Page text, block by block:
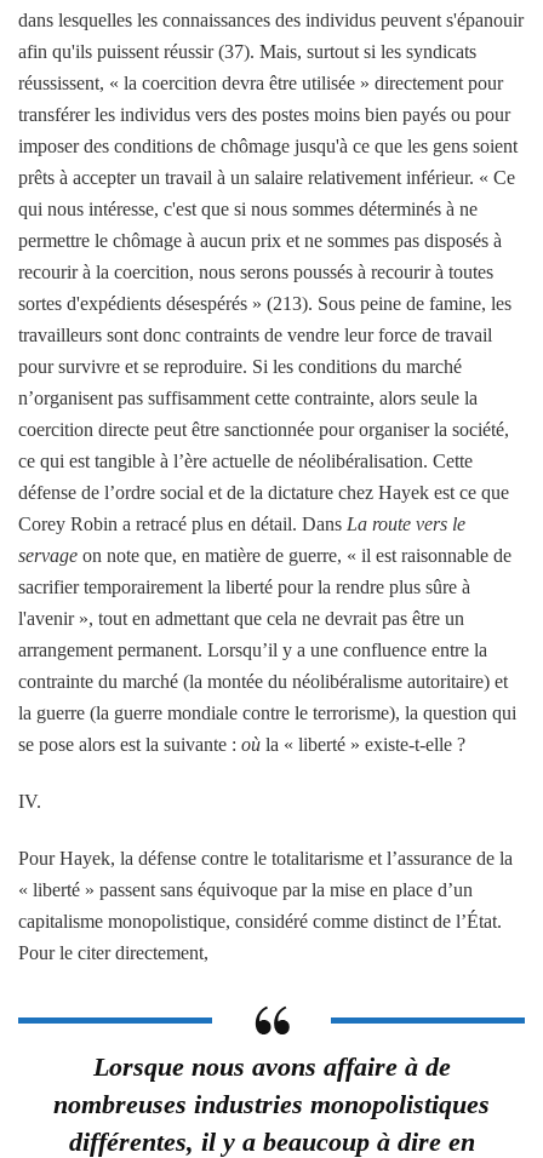
dans lesquelles les connaissances des individus peuvent s'épanouir
afin qu'ils puissent réussir (37). Mais, surtout si les syndicats
réussissent, « la coercition devra être utilisée » directement pour
transférer les individus vers des postes moins bien payés ou pour
imposer des conditions de chômage jusqu'à ce que les gens soient
prêts à accepter un travail à un salaire relativement inférieur. « Ce
qui nous intéresse, c'est que si nous sommes déterminés à ne
permettre le chômage à aucun prix et ne sommes pas disposés à
recourir à la coercition, nous serons poussés à recourir à toutes
sortes d'expédients désespérés » (213). Sous peine de famine, les
travailleurs sont donc contraints de vendre leur force de travail
pour survivre et se reproduire. Si les conditions du marché
n’organisent pas suffisamment cette contrainte, alors seule la
coercition directe peut être sanctionnée pour organiser la société,
ce qui est tangible à l’ère actuelle de néolibéralisation. Cette
défense de l’ordre social et de la dictature chez Hayek est ce que
Corey Robin a retracé plus en détail. Dans La route vers le
servage on note que, en matière de guerre, « il est raisonnable de
sacrifier temporairement la liberté pour la rendre plus sûre à
l'avenir », tout en admettant que cela ne devrait pas être un
arrangement permanent. Lorsqu’il y a une confluence entre la
contrainte du marché (la montée du néolibéralisme autoritaire) et
la guerre (la guerre mondiale contre le terrorisme), la question qui
se pose alors est la suivante : où la « liberté » existe-t-elle ?
IV.
Pour Hayek, la défense contre le totalitarisme et l’assurance de la
« liberté » passent sans équivoque par la mise en place d’un
capitalisme monopolistique, considéré comme distinct de l’État.
Pour le citer directement,
Lorsque nous avons affaire à de
nombreuses industries monopolistiques
différentes, il y a beaucoup à dire en